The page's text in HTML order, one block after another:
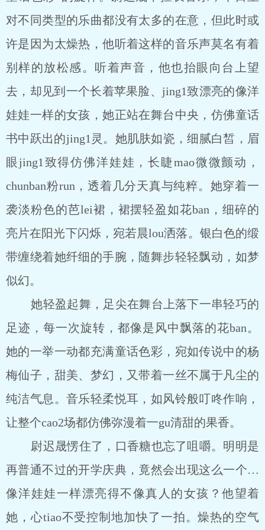
对不同类型的乐曲都没有太多的在意，但此时或
许是因为太燥热，他听着这样的音乐声莫名有着
别样的放松感。听着声音，他也抬眼向台上望
去，却见到一个长着苹果脸、jing1致漂亮的像洋
娃娃一样的女孩，她正站在舞台中央，仿佛童话
书中跃出的jing1灵。她肌肤如瓷，细腻白皙，眉
眼jing1致得仿佛洋娃娃，长睫mao微微颤动，
chunban粉run，透着几分天真与纯粹。她穿着一
袭淡粉色的芭lei裙，裙摆轻盈如花ban，细碎的
亮片在阳光下闪烁，宛若晨lou洒落。银白色的缎
带缠绕着她纤细的手腕，随舞步轻轻飘动，如梦
似幻。
她轻盈起舞，足尖在舞台上落下一串轻巧的
足迹，每一次旋转，都像是风中飘落的花ban。
她的一举一动都充满童话色彩，宛如传说中的杨
梅仙子，甜美、梦幻，又带着一丝不属于凡尘的
纯洁气息。音乐轻柔悦耳，如风铃般叮咚作响，
让整个cao2场都仿佛弥漫着一gu清甜的果香。
尉迟晟愣住了，口香糖也忘了咀嚼。明明是
再普通不过的开学庆典，竟然会出现这么一个…
像洋娃娃一样漂亮得不像真人的女孩？他望着
她，心tiao不受控制地加快了一拍。燥热的空气